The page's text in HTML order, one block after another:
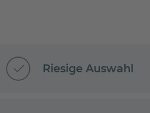
Riesige Auswahl